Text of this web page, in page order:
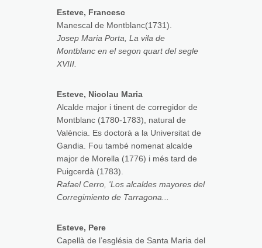
Esteve, Francesc
Manescal de Montblanc(1731).
Josep Maria Porta, La vila de
Montblanc en el segon quart del segle
XVIII.
Esteve, Nicolau Maria
Alcalde major i tinent de corregidor de
Montblanc (1780-1783), natural de
València. Es doctorà a la Universitat de
Gandia. Fou també nomenat alcalde
major de Morella (1776) i més tard de
Puigcerdà (1783).
Rafael Cerro, 'Los alcaldes mayores del
Corregimiento de Tarragona...
Esteve, Pere
Capellà de l’església de Santa Maria del